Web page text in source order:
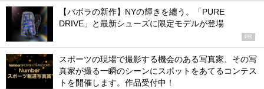
【バボラの新作】NYの輝きを纏う。「PURE
DRIVE」と最新シューズに限定モデルが登場
PR
スポーツの現場で撮影する機会のある写真家、その写
真家が撮る一瞬のシーンにスポットをあてるコンテス
トを開催します。作品受付中！